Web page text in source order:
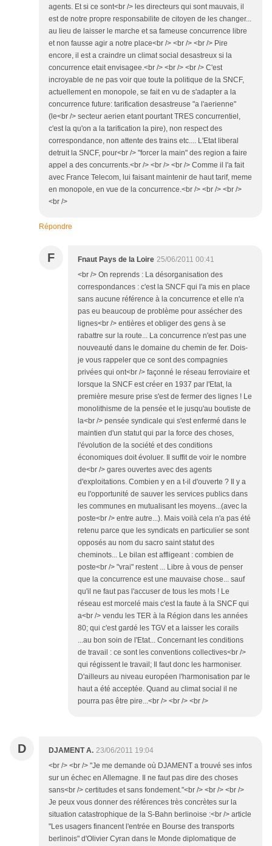
agents. Et si ce sont<br /> les directeurs qui sont mauvais, il
est de notre propre responsabilite de citoyen de les changer...
au lieu de laisser le marche et sa fameuse concurrence libre
et non fausse agir a notre place<br /> <br /> <br /> Pire
encore, il est a craindre un climat social desastreux si la
concurrence etait envisagee.<br /> <br /> <br /> C'est
incroyable de ne pas voir que toute la politique de la SNCF,
actuellement en monopole, se fait en vu de s'adapter a la
concurrence future: tarification desastreuse "a l'aerienne"
(le<br /> secteur aerien etant pourtant TRES concurrentiel,
c'est la qu'on a la tarification la pire), non respect des
correspondance, non attente des trains etc.... L'Etat liberal
detruit la SNCF, pour<br /> "forcer la main" des region a faire
appel a des concurrents.<br /> <br /> <br /> Comme il l'a fait
avec France Telecom, lui faisant maintenir de haut tarif, meme
en monopole, en vue de la concurrence.<br /> <br /> <br />
<br />
Répondre
F Fnaut Pays de la Loire 25/06/2011 00:41
<br /> On reprends : La désorganisation des
correspondances : c'est la SNCF qui l'a mis en place
sans aucune référence à la concurrence et elle n'a
pas eu beaucoup de problème pour assécher des
lignes<br /> entières et obliger des gens à se
rabattre sur la route... La concurrence n'est pas une
nouveauté dans le domaine du chemin de fer. Dois-
je vous rappeler que ce sont des compagnies
privées qui ont<br /> façonné le réseau ferroviaire et
lorsque la SNCF est créer en 1937 par l'Etat, la
première mesure prise s'est de fermer des lignes ! Le
monolithisme de la pensée et le jusqu'au boutiste de
la<br /> pensée syndicale qui s'est enfermé dans le
maintien d'un statut qui par la force des choses,
l'évolution de la société et des conditions
économiques doit évoluer. Il suffit de voir le nombre
de<br /> gares ouvertes avec des agents
d'exploitations. Combien y en a t-il d'ouverte ? Il y a
eu l'opportunité de sauver les services publics dans
les communes en mutualisant les moyens...(avec la
poste<br /> entre autre...). Mais voilà cela n'a pas été
retenu parce que les syndicats en particulier se sont
opposés au nom du sacro saint statut des
cheminots... Le bilan est affligeant : combien de
poste<br /> "vrai" restent ... Libre à vous de penser
que la concurrence est une mauvaise chose... sauf
qu'il ne faut pas l'accuser de tous les mots ! Le
réseau est morcelé mais c'est la faute à la SNCF qui
a<br /> vendu les TER à la Région dans les années
80; qui c'est gardé les TGV et a laisser les corails
...au bon soin de l'Etat... Concernant les conditions
de travail : ce sont les conventions collectives<br />
qui régissent le travail; Il faut donc les harmoniser.
D'ailleurs au niveau européen l'harmonisation par le
haut a été acceptée. Quand au climat social il ne
pourra pas être pire...<br /> <br /> <br />
D DJAMENT A. 23/06/2011 19:04
<br /> <br /> "Je me demande où DJAMENT a trouvé ses infos
sur un échec en Allemagne. Il ne faut pas dire des choses
sans<br /> certitudes et sans fondement."<br /> <br /> <br />
Je peux vous donner des références très concrètes sur la
situation catastrophique de la S-Bahn berlinoise :<br /> article
"Les usagers financent l'entrée en Bourse des transports
berlinois" d'Olivier Cyran dans le Monde diplomatique de